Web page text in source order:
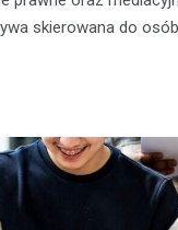
skierowana do